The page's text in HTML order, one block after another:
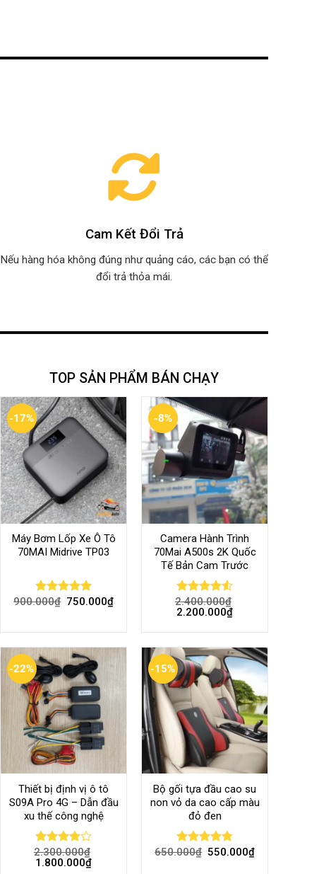
Cam Kết Đổi Trả
Nếu hàng hóa không đúng như quảng cáo, các bạn có thể
đổi trả thỏa mái.
TOP SẢN PHẨM BÁN CHẠY
-17%
Máy Bơm Lốp Xe Ô Tô
70MAI Midrive TP03
Rated 5.00
900.000₫ 750.000₫
-8%
Camera Hành Trình
70Mai A500s 2K Quốc
Tế Bản Cam Trước
Rated4.56
out of 5
2.400.000₫
2.200.000₫
-22%
Thiết bị định vị ô tô
S09A Pro 4G – Dẫn đầu
xu thế công nghệ
Rated
4.00out
2.300.000₫
1.800.000₫
-15%
Bộ gối tựa đầu cao su
non vỏ da cao cấp màu
đỏ đen
Rated4.80
650.000₫ 550.000₫